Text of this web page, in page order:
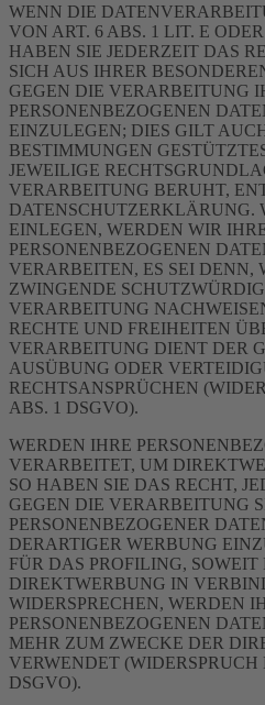
WENN DIE
VON ART. 6 ABS. 1 LIT. E
HABEN SIE JEDERZEIT DAS
SICH AUS IHRER
GEGEN DIE VERARBEITUNG
PERSONENBEZOGENEN
EINZULEGEN; DIES GILT
BESTIMMUNGEN
JEWEILIGE
VERARBEITUNG BERUHT,
DATENSCHUTZERKLÄRUNG.
EINLEGEN, WERDEN WIR
PERSONENBEZOGENEN
VERARBEITEN, ES SEI DENN,
ZWINGENDE
VERARBEITUNG
RECHTE UND FREIHEITEN
VERARBEITUNG DIENT DER
AUSÜBUNG ODER
RECHTSANSPRÜCHEN
ABS. 1 DSGVO).
WERDEN IHRE
VERARBEITET, UM
SO HABEN SIE DAS RECHT,
GEGEN DIE VERARBEITUNG
PERSONENBEZOGENER
DERARTIGER WERBUNG
FÜR DAS PROFILING, SOWEIT
DIREKTWERBUNG IN
WIDERSPRECHEN, WERDEN
PERSONENBEZOGENEN
MEHR ZUM ZWECKE DER
VERWENDET (WIDERSPRUCH
DSGVO).